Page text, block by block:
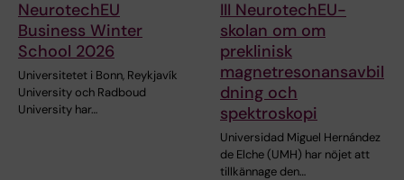
NeurotechEU
Business Winter
School 2026
Universitetet i Bonn, Reykjavík
University och Radboud
University har…
III NeurotechEU-
skolan om om
preklinisk
magnetresonansavbil
dning och
spektroskopi
Universidad Miguel Hernández
de Elche (UMH) har nöjet att
tillkännage den…